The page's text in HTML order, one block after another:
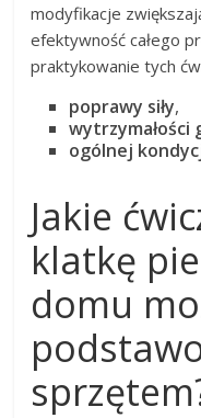
modyfikacje
efektywność całego
praktykowanie tych
poprawy siły,
wytrzymałości
ogólnej
Jakie
klatkę
domu